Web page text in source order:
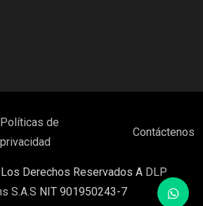
Políticas de
privacidad
Contáctenos
Derechos Reservados A DLP
S.A.S NIT 901950243-7